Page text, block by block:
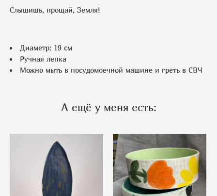
Слышишь, прощай, Земля!
Диаметр: 19 см
Ручная лепка
Можно мыть в посудомоечной машине и греть в СВЧ
А ещё у меня есть: